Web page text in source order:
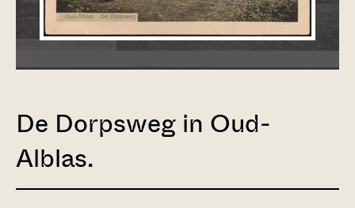
De Dorpsweg in Oud-
Alblas.